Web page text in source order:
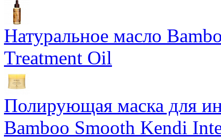
Натуральное масло
Treatment Oil
Полирующая маска для
Bamboo Smooth Kendi